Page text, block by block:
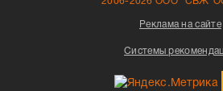
Реклама на сайте
Системы